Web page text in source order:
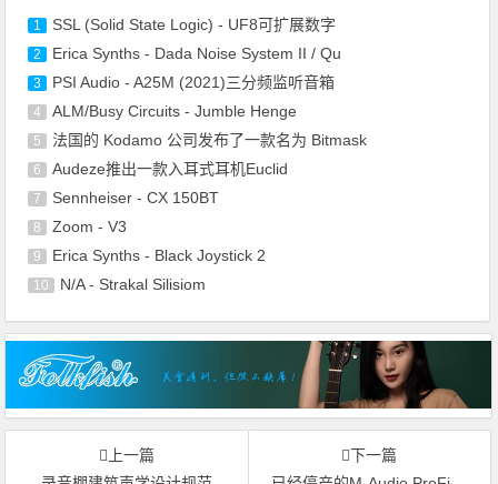
1 SSL (Solid State Logic) - UF8可扩展数字
2 Erica Synths - Dada Noise System II / Qu
3 PSI Audio - A25M (2021)三分频监听音箱
4 ALM/Busy Circuits - Jumble Henge
5 法国的 Kodamo 公司发布了一款名为 Bitmask
6 Audeze推出一款入耳式耳机Euclid
7 Sennheiser - CX 150BT
8 Zoom - V3
9 Erica Synths - Black Joystick 2
10 N/A - Strakal Silisiom
上一篇
下一篇